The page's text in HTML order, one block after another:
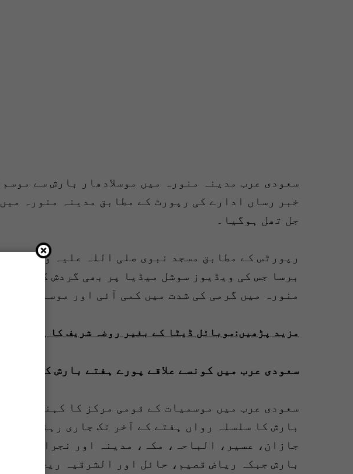
سعودی عرب مدینہ منورہ میں موسلادھار بارش سے
خبر رساں ادارے کی رپورٹ کے مطابق مدینہ منورہ
جل تھل ہوگیا۔
رپورٹس کے مطابق مسجد نبوی صلی اللہ علیہ وآلہ
برسا جس کی ویڈیوز سوشل میڈیا پر بھی گردش کررہی
منورہ میں گرمی کی شدت میں کمی آئی اور موسم
مزید پڑھیں:موبائل ڈیٹا کے بغیر روضہ شریف کا پرمٹ
سعودی عرب میں کونسے علاقے پورے ہفتے بارش کی زد
سعودی عرب میں موسمیات کے قومی مرکز کا کہنا ہے کہ
بارش کا سلسلہ رواں ہفتے کے آخر تک جاری رہنے کا
جازان، عسیر، الباحہ، مکہ، مدینہ اور نجران ریجن
بارش جبکہ ریاض قصیم، حائل اور الشرقیہ ریجن